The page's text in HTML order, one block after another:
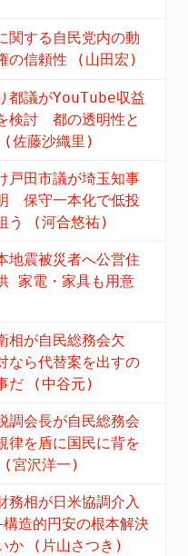
関する自民党内の動
の信頼性 (山田宏)
都議がYouTube収益
検討 都の透明性と
佐藤沙織里)
戸田市議が埼玉知事
保守一本化で低投
う (河合悠祐)
地震被災者へ公営住
家電・家具も用意
相が自民総務会欠
ら代替案を出すの
だ (中谷元)
調会長が自民総務会
を盾に国民に背を
(宮沢洋一)
務相が日米協調介入
造的円安の根本解決
か (片山さつき)